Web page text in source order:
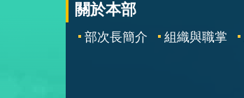
關於本部
部次長簡介 組織與職掌